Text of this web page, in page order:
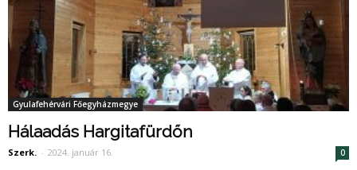
Gyulafehérvári Főegyházmegye
Hálaadás Hargitafürdőn
Szerk. - 2024. január 16. 0